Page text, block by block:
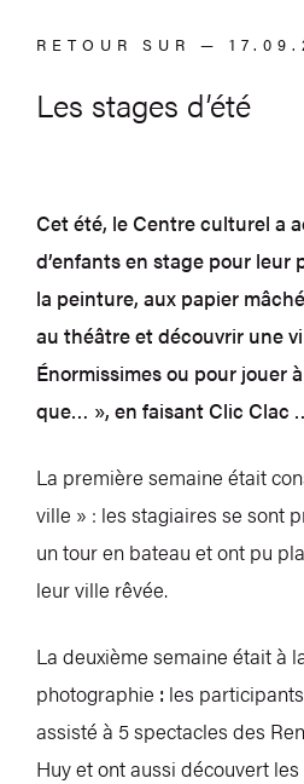
RETOUR SUR —
Les stages d’été
Cet été, le Centre culturel a
d’enfants en stage pour leur
la peinture, aux papier
au théâtre et découvrir une
Énormissimes ou pour jouer
que… », en faisant Clic Clac
La première semaine était
ville » : les stagiaires se sont
un tour en bateau et ont pu
leur ville rêvée.
La deuxième semaine était à
photographie : les
assisté à 5 spectacles des
Huy et ont aussi découvert